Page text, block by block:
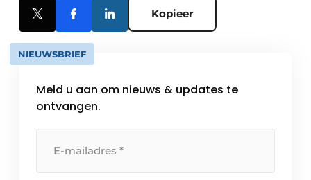
Kopieer
NIEUWSBRIEF
Meld u aan om nieuws & updates te
ontvangen.